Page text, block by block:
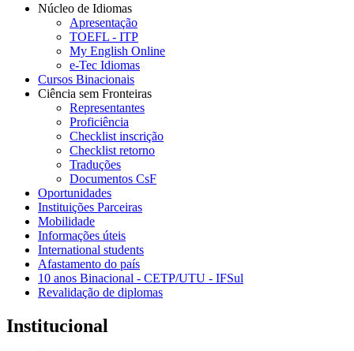
Núcleo de Idiomas
Apresentação
TOEFL - ITP
My English Online
e-Tec Idiomas
Cursos Binacionais
Ciência sem Fronteiras
Representantes
Proficiência
Checklist inscrição
Checklist retorno
Traduções
Documentos CsF
Oportunidades
Instituições Parceiras
Mobilidade
Informações úteis
International students
Afastamento do país
10 anos Binacional - CETP/UTU - IFSul
Revalidação de diplomas
Institucional